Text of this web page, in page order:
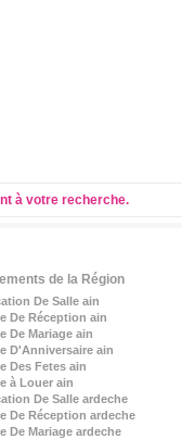
à votre recherche.
de la Région
De Salle ain
De Réception ain
De Mariage ain
D'Anniversaire ain
Des Fetes ain
à Louer ain
De Salle ardeche
De Réception ardeche
De Mariage ardeche